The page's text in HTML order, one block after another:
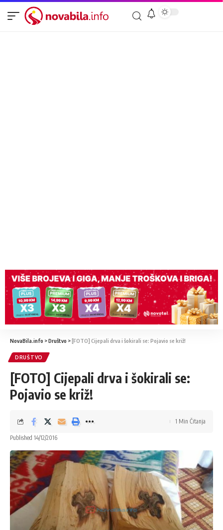
NovaBila.info >Društvo > [FOTO] Cijepali drva i šokirali se: Pojavio se križ!
DRUŠTVO
[FOTO] Cijepali drva i šokirali se:
Pojavio se križ!
Published 14/12/2016
1 Min Čitanja